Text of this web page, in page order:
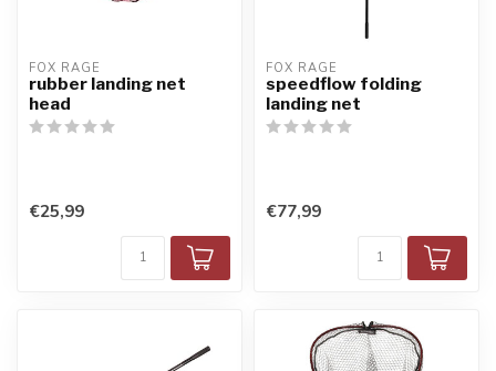
FOX RAGE
rubber landing net
head
€25,99
FOX RAGE
speedflow folding
landing net
€77,99